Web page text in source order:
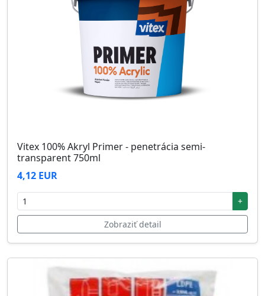
Vitex 100% Akryl Primer - penetrácia semi-
transparent 750ml
4,12 EUR
+
Zobraziť detail